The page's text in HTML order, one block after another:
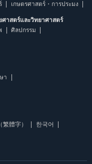
เกษตรศาสตร์・การประมง
าสตร์และวิทยาศาสตร์
ศิลปกรรม
า
繁體字）
한국어